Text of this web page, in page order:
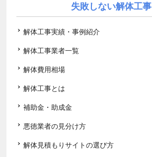
失敗しない解体工事
解体工事実績・事例紹介
解体工事業者一覧
解体費用相場
解体工事とは
補助金・助成金
悪徳業者の見分け方
解体見積もりサイトの選び方